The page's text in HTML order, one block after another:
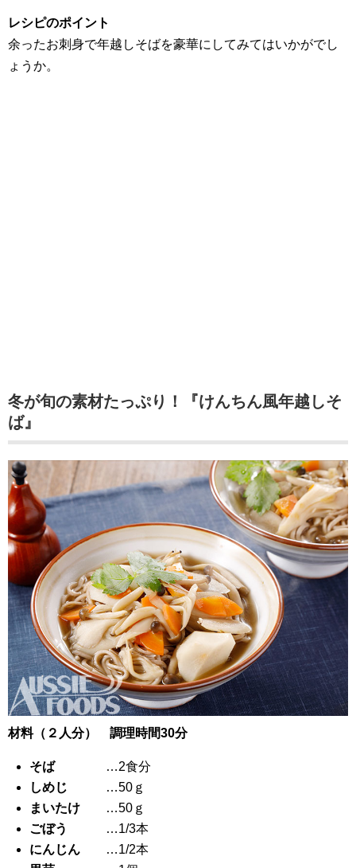
レシピのポイント
余ったお刺身で年越しそばを豪華にしてみてはいかがでし
ょうか。
冬が旬の素材たっぷり！『けんちん風年越しそ
ば』
材料（２人分） 調理時間30分
そば…2食分
しめじ …50ｇ
まいたけ …50ｇ
ごぼう
…1/3本
にんじん …1/2本